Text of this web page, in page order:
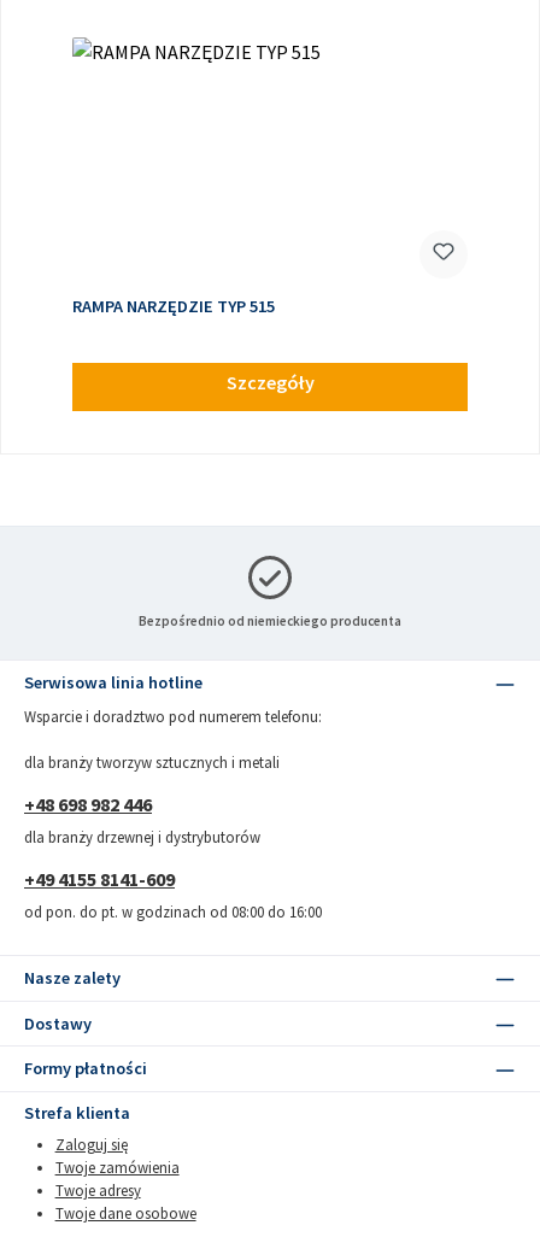
RAMPA NARZĘDZIE TYP 515
Szczegóły
Bezpośrednio od niemieckiego producenta
Serwisowa linia hotline
Wsparcie i doradztwo pod numerem telefonu:
dla branży tworzyw sztucznych i metali
+48 698 982 446
dla branży drzewnej i dystrybutorów
+49 4155 8141-609
od pon. do pt. w godzinach od 08:00 do 16:00
Nasze zalety
Dostawy
Formy płatności
Strefa klienta
Zaloguj się
Twoje zamówienia
Twoje adresy
Twoje dane osobowe